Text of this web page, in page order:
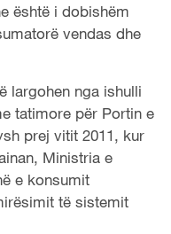
është i dobishëm
vendas dhe
largohen nga ishulli
tatimore për Portin e
prej vitit 2011, kur
Ministria e
e konsumit
të sistemit